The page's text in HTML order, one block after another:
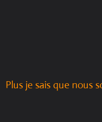
Plus je sais que nous